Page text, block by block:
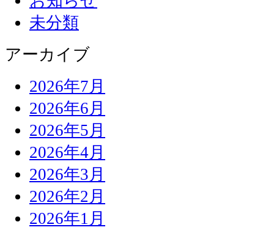
未分類
アーカイブ
2026年7月
2026年6月
2026年5月
2026年4月
2026年3月
2026年2月
2026年1月